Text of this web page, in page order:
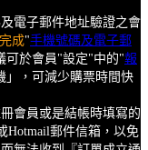
電子郵件地址驗證之會
成"手機號碼及電子郵
可於會員"設定"中的"報
」，可減少購票時間快
會員或是結帳時填寫的
Hotmail郵件信箱，以免